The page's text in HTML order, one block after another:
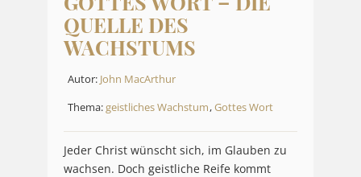
QUELLE DES
WACHSTUMS
Autor: John MacArthur
Thema:geistliches Wachstum,Gottes Wort
Jeder Christ wünscht sich, im Glauben zu
wachsen. Doch geistliche Reife kommt